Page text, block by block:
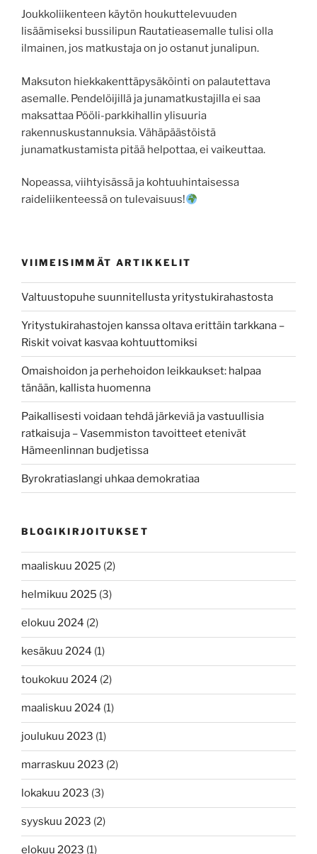
Joukkoliikenteen käytön houkuttelevuuden
lisäämiseksi bussilipun Rautatieasemalle tulisi olla
ilmainen, jos matkustaja on jo ostanut junalipun.
Maksuton hiekkakenttäpysäköinti on palautettava
asemalle. Pendelöijillä ja junamatkustajilla ei saa
maksattaa Pööli-parkkihallin ylisuuria
rakennuskustannuksia. Vähäpäästöistä
junamatkustamista pitää helpottaa, ei vaikeuttaa.
Nopeassa, viihtyisässä ja kohtuuhintaisessa
raideliikenteessä on tulevaisuus!
VIIMEISIMMÄT ARTIKKELIT
Valtuustopuhe suunnitellusta yritystukirahastosta
Yritystukirahastojen kanssa oltava erittäin tarkkana –
Riskit voivat kasvaa kohtuuttomiksi
Omaishoidon ja perhehoidon leikkaukset: halpaa
tänään, kallista huomenna
Paikallisesti voidaan tehdä järkeviä ja vastuullisia
ratkaisuja – Vasemmiston tavoitteet etenivät
Hämeenlinnan budjetissa
Byrokratiaslangi uhkaa demokratiaa
BLOGIKIRJOITUKSET
maaliskuu 2025 (2)
helmikuu 2025 (3)
elokuu 2024 (2)
kesäkuu 2024 (1)
toukokuu 2024 (2)
maaliskuu 2024 (1)
joulukuu 2023 (1)
marraskuu 2023 (2)
lokakuu 2023 (3)
syyskuu 2023 (2)
elokuu 2023 (1)